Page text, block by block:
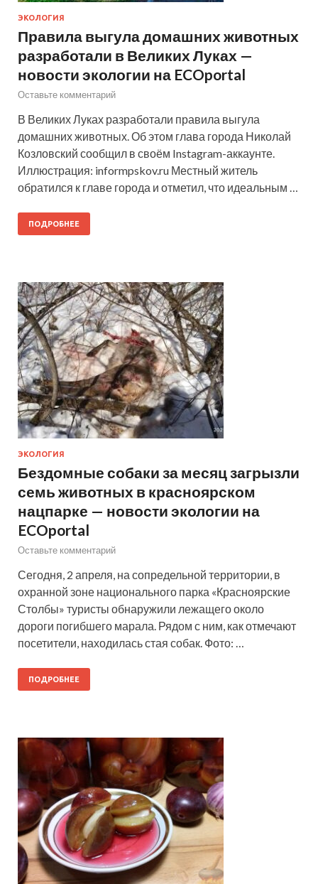
ЭКОЛОГИЯ
Правила выгула домашних животных
разработали в Великих Луках —
новости экологии на ECOportal
Оставьте комментарий
В Великих Луках разработали правила выгула
домашних животных. Об этом глава города Николай
Козловский сообщил в своём Instagram-аккаунте.
Иллюстрация: informpskov.ru Местный житель
обратился к главе города и отметил, что идеальным …
ПОДРОБНЕЕ
ЭКОЛОГИЯ
Бездомные собаки за месяц загрызли
семь животных в красноярском
нацпарке — новости экологии на
ECOportal
Оставьте комментарий
Сегодня, 2 апреля, на сопредельной территории, в
охранной зоне национального парка «Красноярские
Столбы» туристы обнаружили лежащего около
дороги погибшего марала. Рядом с ним, как отмечают
посетители, находилась стая собак. Фото: …
ПОДРОБНЕЕ